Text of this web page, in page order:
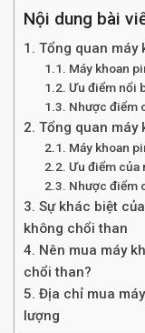
Nội dung bài
1. Tổng quan
1.1. Máy khoan
1.2. Ưu điểm nổi
1.3. Nhược điểm
2. Tổng quan
2.1. Máy khoan
2.2. Ưu điểm của
2.3. Nhược điểm
3. Sự khác biệt
không chổi than
4. Nên mua máy
chổi than?
5. Địa chỉ mua
lượng